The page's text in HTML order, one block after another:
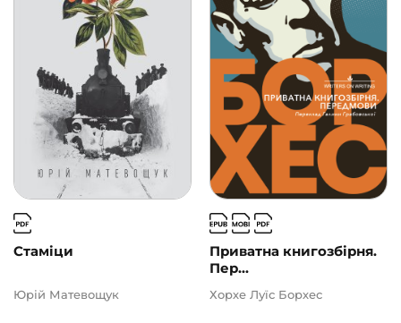
Стаміци
Юрій Матевощук
Приватна книгозбірня.
Пер...
Хорхе Луїс Борхес